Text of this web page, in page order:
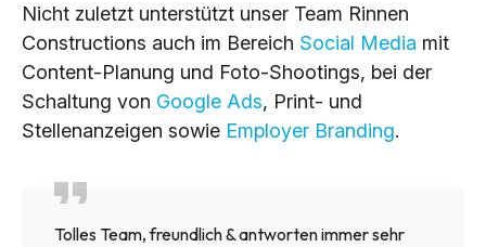
Nicht zuletzt unterstützt unser Team Rinnen
Constructions auch im Bereich Social Media mit
Content-Planung und Foto-Shootings, bei der
Schaltung von Google Ads, Print- und
Stellenanzeigen sowie Employer Branding.
Tolles Team, freundlich & antworten immer sehr